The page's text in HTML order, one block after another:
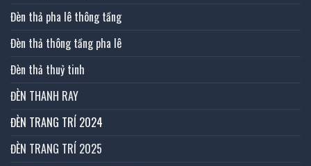
Đèn thả pha lê thông tầng
Đèn thả thông tầng pha lê
Đèn thả thuỷ tinh
ĐÈN THANH RAY
ĐÈN TRANG TRÍ 2024
ĐÈN TRANG TRÍ 2025